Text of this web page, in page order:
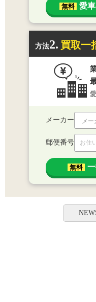
無料 愛
方法2. 買取一
メーカー
郵便番号
無料